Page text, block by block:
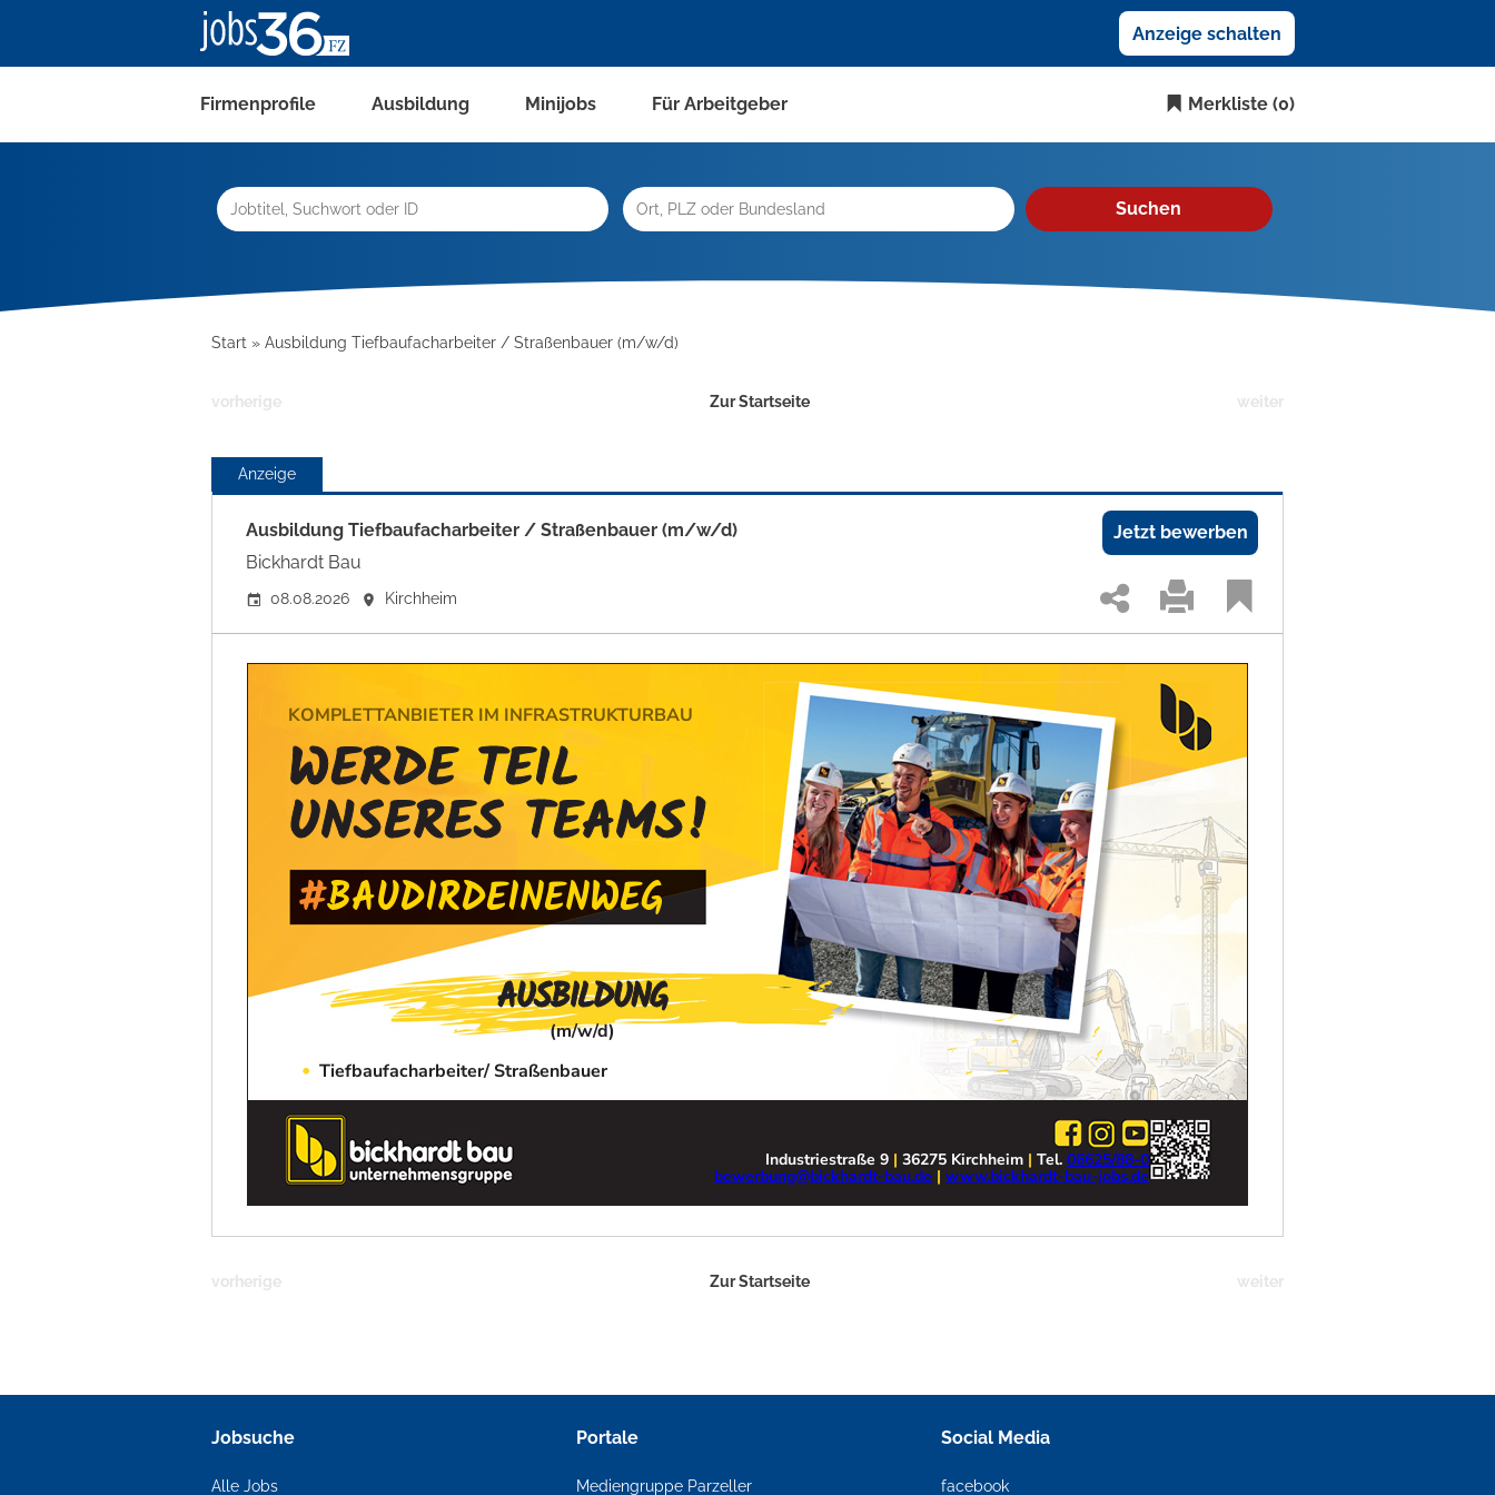
Anzeige schalten
Firmenprofile Ausbildung Minijobs Für Arbeitgeber Merkliste (0)
Suchen
Start Ausbildung Tiefbaufacharbeiter / Straßenbauer (m/w/d)
vorherige Zur Startseite weiter
Anzeige
Ausbildung Tiefbaufacharbeiter / Straßenbauer (m/w/d)
Bickhardt Bau
08.08.2026 Kirchheim
Jetzt bewerben
vorherige Zur Startseite weiter
Jobsuche
Alle Jobs
Portale
Mediengruppe Parzeller
Social Media
facebook